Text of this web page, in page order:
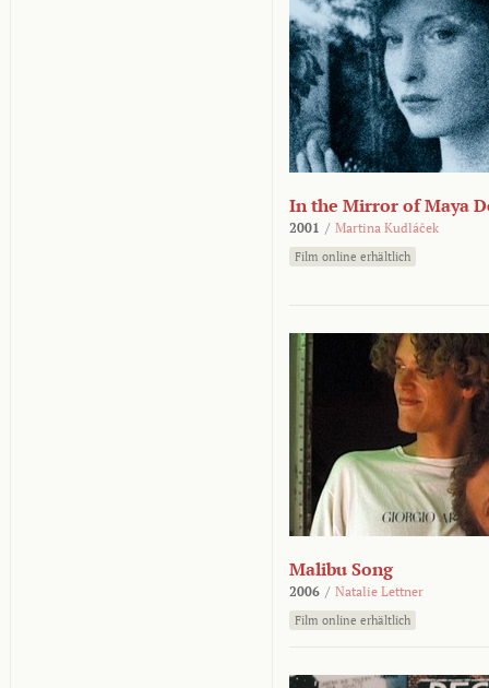
In the Mirror of Maya
2001 / Martina Kudláček
Film online erhältlich
Malibu Song
2006 / Natalie Lettner
Film online erhältlich